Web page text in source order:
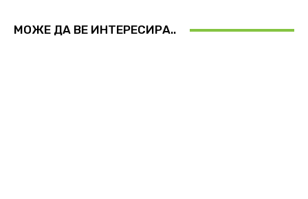
МОЖЕ ДА ВЕ ИНТЕРЕСИРА..